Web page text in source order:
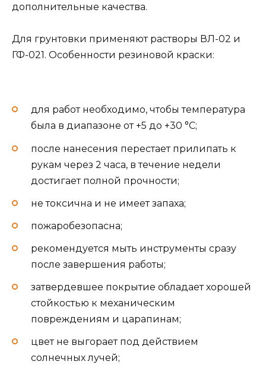
дополнительные качества.
Для грунтовки применяют растворы ВЛ-02 и
ГФ-021. Особенности резиновой краски:
для работ необходимо, чтобы температура
была в диапазоне от +5 до +30 °C;
после нанесения перестает прилипать к
рукам через 2 часа, в течение недели
достигает полной прочности;
не токсична и не имеет запаха;
пожаробезопасна;
рекомендуется мыть инструменты сразу
после завершения работы;
затвердевшее покрытие обладает хорошей
стойкостью к механическим
повреждениям и царапинам;
цвет не выгорает под действием
солнечных лучей;